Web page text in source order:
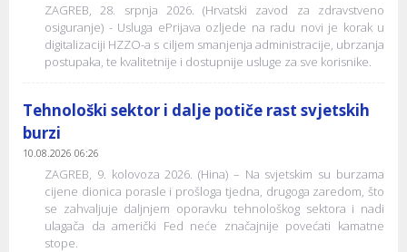
ZAGREB, 28. srpnja 2026. (Hrvatski zavod za zdravstveno
osiguranje) - Usluga ePrijava ozljede na radu novi je korak u
digitalizaciji HZZO-a s ciljem smanjenja administracije, ubrzanja
postupaka, te kvalitetnije i dostupnije usluge za sve korisnike.
Tehnološki sektor i dalje potiče rast svjetskih
burzi
10.08.2026 06:26
ZAGREB, 9. kolovoza 2026. (Hina) – Na svjetskim su burzama
cijene dionica porasle i prošloga tjedna, drugoga zaredom, što
se zahvaljuje daljnjem oporavku tehnološkog sektora i nadi
ulagača da američki Fed neće značajnije povećati kamatne
stope.